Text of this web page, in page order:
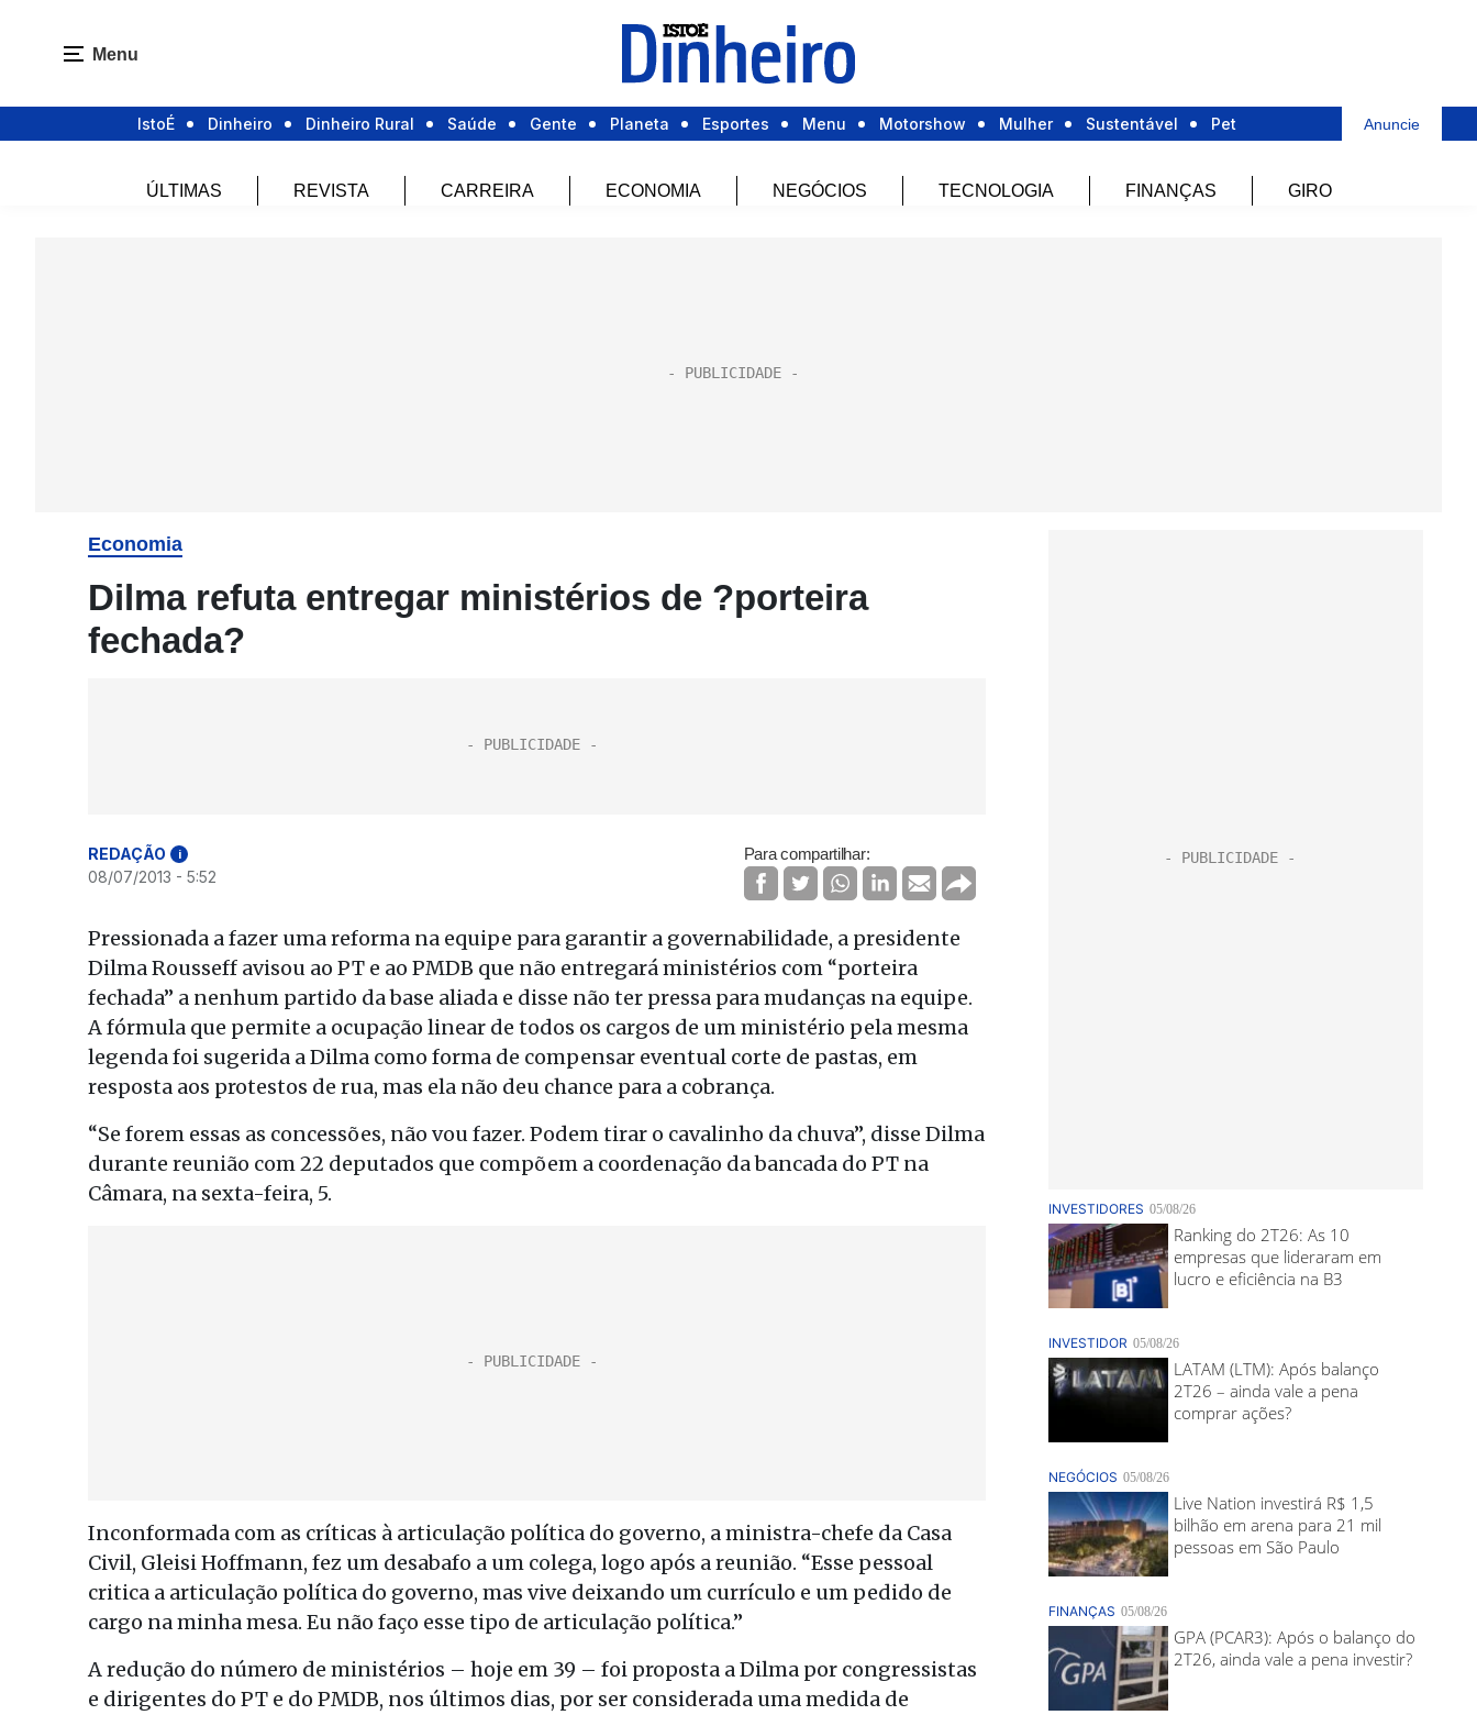
Menu
IstoÉ Dinheiro Dinheiro Rural Saúde Gente Planeta Esportes Menu Motorshow Mulher Sustentável Pet Anuncie
ÚLTIMAS REVISTA CARREIRA ECONOMIA NEGÓCIOS TECNOLOGIA FINANÇAS GIRO
Economia
Dilma refuta entregar ministérios de ?porteira
fechada?
REDAÇÃO i
08/07/2013 - 5:52
Para compartilhar:
Pressionada a fazer uma reforma na equipe para garantir a governabilidade, a presidente
Dilma Rousseff avisou ao PT e ao PMDB que não entregará ministérios com “porteira
fechada” a nenhum partido da base aliada e disse não ter pressa para mudanças na equipe.
A fórmula que permite a ocupação linear de todos os cargos de um ministério pela mesma
legenda foi sugerida a Dilma como forma de compensar eventual corte de pastas, em
resposta aos protestos de rua, mas ela não deu chance para a cobrança.
“Se forem essas as concessões, não vou fazer. Podem tirar o cavalinho da chuva”, disse Dilma
durante reunião com 22 deputados que compõem a coordenação da bancada do PT na
Câmara, na sexta-feira, 5.
Inconformada com as críticas à articulação política do governo, a ministra-chefe da Casa
Civil, Gleisi Hoffmann, fez um desabafo a um colega, logo após a reunião. “Esse pessoal
critica a articulação política do governo, mas vive deixando um currículo e um pedido de
cargo na minha mesa. Eu não faço esse tipo de articulação política.”
A redução do número de ministérios – hoje em 39 – foi proposta a Dilma por congressistas
e dirigentes do PT e do PMDB, nos últimos dias, por ser considerada uma medida de